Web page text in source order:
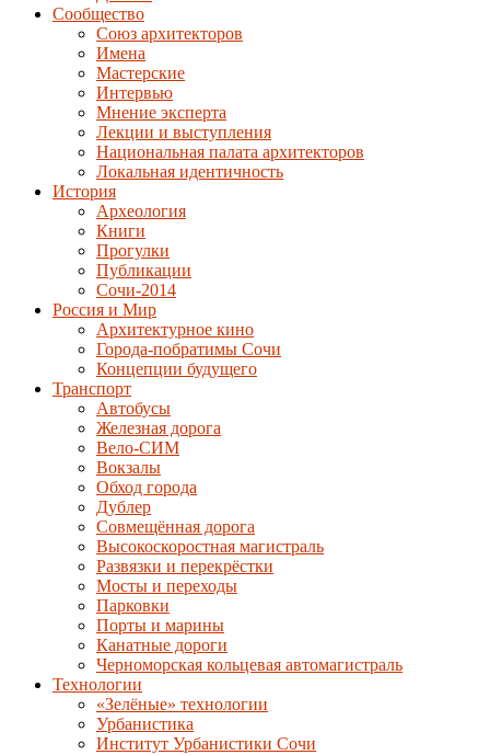
Сообщество
Союз архитекторов
Имена
Мастерские
Интервью
Мнение эксперта
Лекции и выступления
Национальная палата архитекторов
Локальная идентичность
История
Археология
Книги
Прогулки
Публикации
Сочи-2014
Россия и Мир
Архитектурное кино
Города-побратимы Сочи
Концепции будущего
Транспорт
Автобусы
Железная дорога
Вело-СИМ
Вокзалы
Обход города
Дублер
Совмещённая дорога
Высокоскоростная магистраль
Развязки и перекрёстки
Мосты и переходы
Парковки
Порты и марины
Канатные дороги
Черноморская кольцевая автомагистраль
Технологии
«Зелёные» технологии
Урбанистика
Институт Урбанистики Сочи